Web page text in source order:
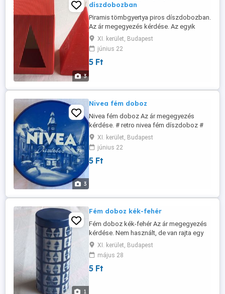
3
díszdobozban
Piramis tömbgyertya piros díszdobozban.
Az ár megegyezés kérdése. Az egyik
oldalán van egy logó Magassága (kanóc
nélkül) 19 cm. Alja: 10,5 x 10,5 cm. Nem
használt.
XI. kerület, Budapest
június 22
5 Ft
3
Nivea fém doboz
Nivea fém doboz Az ár megegyezés
kérdése. # retro nivea fém díszdoboz #
retro nivea fém doboz # nivea retró fém
doboz # nivea retró fém díszdoboz"
XI. kerület, Budapest
június 22
5 Ft
1
Fém doboz kék-fehér
Fém doboz kék-fehér Az ár megegyezés
kérdése. Nem használt, de van rajta egy
sérülés, ami a képen látszik. Nem reklám
fém doboz. Magasság: 18 cm. Átmérő:
7,5 cm.
XI. kerület, Budapest
május 28
5 Ft